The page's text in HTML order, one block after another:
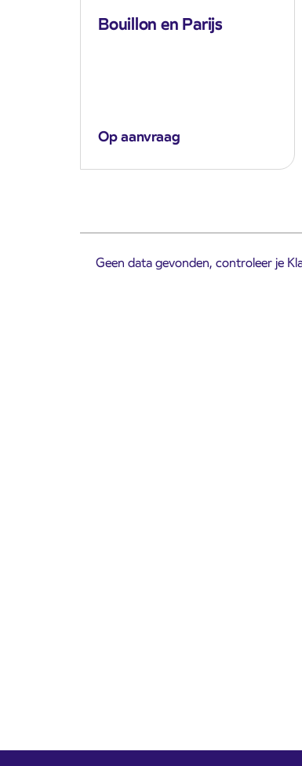
Bouillon en Parijs
Op aanvraag
Geen data gevonden, controleer je